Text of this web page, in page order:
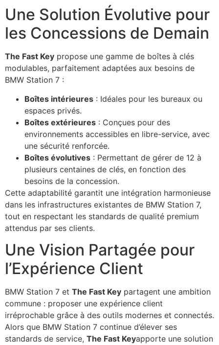
Une Solution Évolutive pour
les Concessions de Demain
The Fast Key propose une gamme de boîtes à clés
modulables, parfaitement adaptées aux besoins de
BMW Station 7 :
Boîtes intérieures : Idéales pour les bureaux ou
espaces privés.
Boîtes extérieures : Conçues pour des
environnements accessibles en libre-service, avec
une sécurité renforcée.
Boîtes évolutives : Permettant de gérer de 12 à
plusieurs centaines de clés, en fonction des
besoins de la concession.
Cette adaptabilité garantit une intégration harmonieuse
dans les infrastructures existantes de BMW Station 7,
tout en respectant les standards de qualité premium
attendus par ses clients.
Une Vision Partagée pour
l’Expérience Client
BMW Station 7 et The Fast Key partagent une ambition
commune : proposer une expérience client
irréprochable grâce à des outils modernes et connectés.
Alors que BMW Station 7 continue d’élever ses
standards de service, The Fast Keyapporte une solution